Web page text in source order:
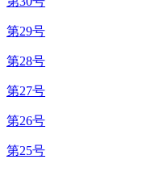
第29号
第28号
第27号
第26号
第25号